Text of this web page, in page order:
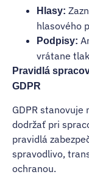
Hlasy:
hlasového
Podpisy:
vrátane
Pravidlá
GDPR
GDPR
dodržať pri
pravidlá
spravodlivo,
ochranou.